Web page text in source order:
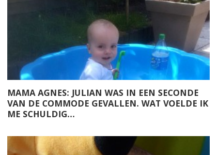
MAMA AGNES: JULIAN WAS IN EEN SECONDE
VAN DE COMMODE GEVALLEN. WAT VOELDE IK
ME SCHULDIG…